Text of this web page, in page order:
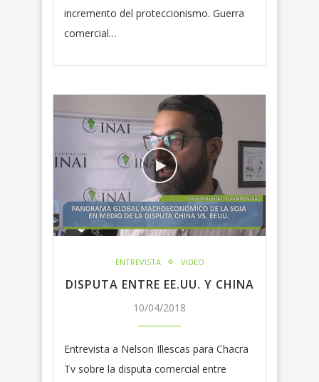
incremento del proteccionismo. Guerra
comercial…
ENTREVISTA VIDEO
DISPUTA ENTRE EE.UU. Y CHINA
10/04/2018
Entrevista a Nelson Illescas para Chacra
Tv sobre la disputa comercial entre